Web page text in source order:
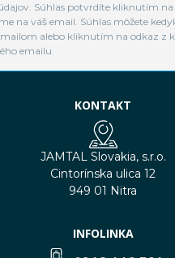
Súhlas potvrdíte kliknutím
na váš email. Súhlas môžete
alebo kliknutím na odkaz z
emailu.
KONTAKT
JAMTAL Slovakia, s.r.o.
Cintorínska ulica 12
949 01 Nitra
INFOLINKA